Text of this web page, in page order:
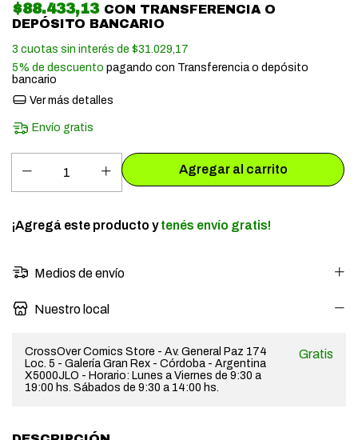
$88.433,13 CON TRANSFERENCIA O
DEPÓSITO BANCARIO
3 cuotas sin interés de $31.029,17
5% de descuento pagando con Transferencia o depósito
bancario
Ver más detalles
Envío gratis
¡Agregá este producto ytenés envío gratis!
Medios de envío
Nuestro local
CrossOver Comics Store - Av. General Paz 174
Loc. 5 - Galería Gran Rex - Córdoba - Argentina
X5000JLO - Horario: Lunes a Viernes de 9:30 a
19:00 hs. Sábados de 9:30 a 14:00 hs.
Gratis